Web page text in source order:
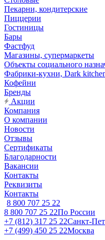
Пекарни, кондитерские
Пиццерии
Гостиницы
Бары
Фастфуд
Магазины, супермаркеты
Объекты социального
Фабрики-кухни, Dark
Кофейни
Бренды
Акции
Компания
О компании
Новости
Отзывы
Сертификаты
Благодарности
Вакансии
Контакты
Реквизиты
Контакты
8 800 707 25 22
8 800 707 25 22По России
+7 (812) 317 25 22Санкт-
+7 (499) 450 25 22Москва